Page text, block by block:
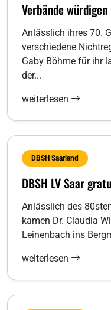
Verbände
Anlässlich ihres 70.
verschiedene
Gaby Böhme für ihr
der...
weiterlesen
DBSH Saarland
DBSH LV Saar
Anlässlich des
kamen Dr. Claudia
Leinenbach ins
weiterlesen